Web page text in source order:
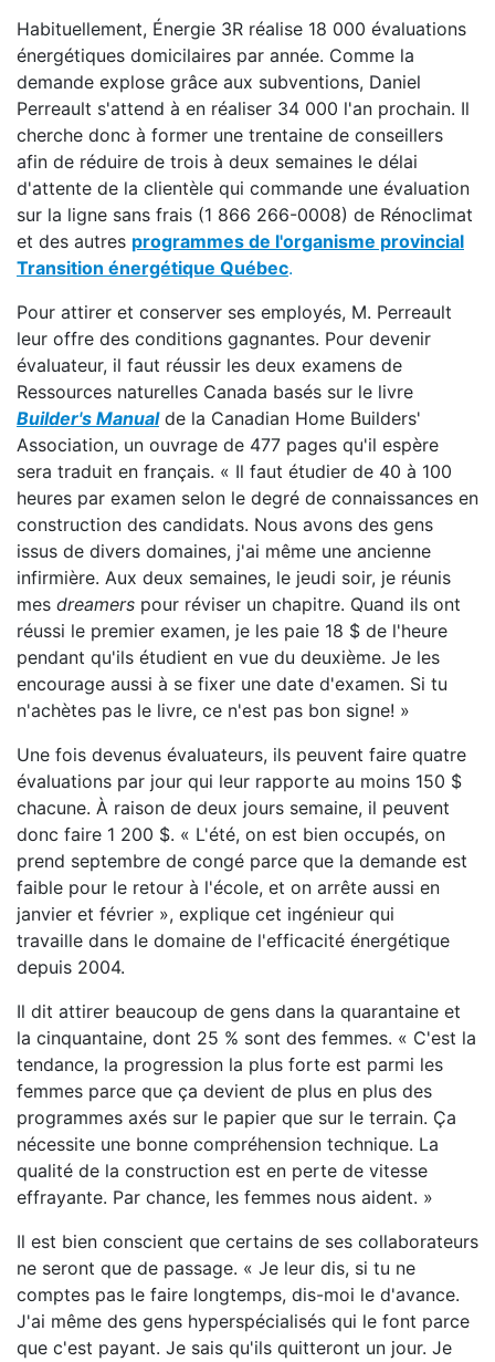
Habituellement, Énergie 3R réalise 18 000 évaluations
énergétiques domicilaires par année. Comme la
demande explose grâce aux subventions, Daniel
Perreault s'attend à en réaliser 34 000 l'an prochain. Il
cherche donc à former une trentaine de conseillers
afin de réduire de trois à deux semaines le délai
d'attente de la clientèle qui commande une évaluation
sur la ligne sans frais (1 866 266-0008) de Rénoclimat
et des autres programmes de l'organisme provincial
Transition énergétique Québec.
Pour attirer et conserver ses employés, M. Perreault
leur offre des conditions gagnantes. Pour devenir
évaluateur, il faut réussir les deux examens de
Ressources naturelles Canada basés sur le livre
Builder's Manualde la Canadian Home Builders'
Association, un ouvrage de 477 pages qu'il espère
sera traduit en français. « Il faut étudier de 40 à 100
heures par examen selon le degré de connaissances en
construction des candidats. Nous avons des gens
issus de divers domaines, j'ai même une ancienne
infirmière. Aux deux semaines, le jeudi soir, je réunis
mes dreamers pour réviser un chapitre. Quand ils ont
réussi le premier examen, je les paie 18 $ de l'heure
pendant qu'ils étudient en vue du deuxième. Je les
encourage aussi à se fixer une date d'examen. Si tu
n'achètes pas le livre, ce n'est pas bon signe! »
Une fois devenus évaluateurs, ils peuvent faire quatre
évaluations par jour qui leur rapporte au moins 150 $
chacune. À raison de deux jours semaine, il peuvent
donc faire 1 200 $. « L'été, on est bien occupés, on
prend septembre de congé parce que la demande est
faible pour le retour à l'école, et on arrête aussi en
janvier et février », explique cet ingénieur qui
travaille dans le domaine de l'efficacité énergétique
depuis 2004.
Il dit attirer beaucoup de gens dans la quarantaine et
la cinquantaine, dont 25 % sont des femmes. « C'est la
tendance, la progression la plus forte est parmi les
femmes parce que ça devient de plus en plus des
programmes axés sur le papier que sur le terrain. Ça
nécessite une bonne compréhension technique. La
qualité de la construction est en perte de vitesse
effrayante. Par chance, les femmes nous aident. »
Il est bien conscient que certains de ses collaborateurs
ne seront que de passage. « Je leur dis, si tu ne
comptes pas le faire longtemps, dis-moi le d'avance.
J'ai même des gens hyperspécialisés qui le font parce
que c'est payant. Je sais qu'ils quitteront un jour. Je